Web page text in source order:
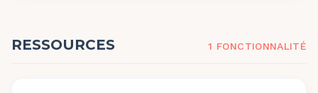
RESSOURCES 1 FONCTIONNALITÉ